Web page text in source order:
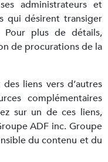
administrateurs et
qui désirent transiger
plus de détails,
de procurations de la
liens vers d’autres
complémentaires
sur un de ces liens,
ADF inc. Groupe
du contenu et du